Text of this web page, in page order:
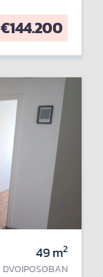
€144.200
49m2
DVOIPOSOBAN